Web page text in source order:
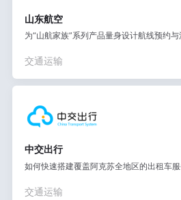
山东航空
为“山航家族”系列产品量身设计航线预约
交通运输
中交出行
如何快速搭建覆盖阿克苏全地区的出租车
交通运输